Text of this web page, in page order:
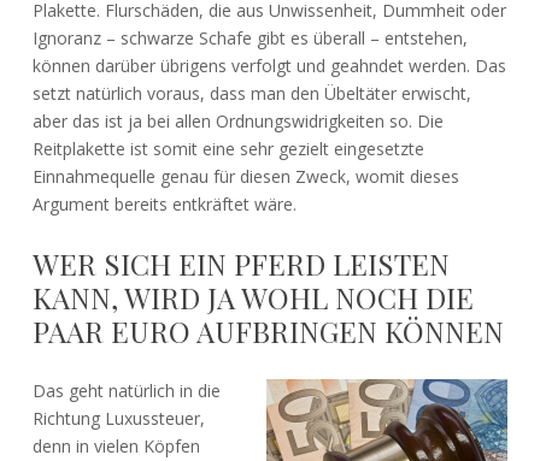
Plakette. Flurschäden, die aus Unwissenheit, Dummheit oder
Ignoranz – schwarze Schafe gibt es überall – entstehen,
können darüber übrigens verfolgt und geahndet werden. Das
setzt natürlich voraus, dass man den Übeltäter erwischt,
aber das ist ja bei allen Ordnungswidrigkeiten so. Die
Reitplakette ist somit eine sehr gezielt eingesetzte
Einnahmequelle genau für diesen Zweck, womit dieses
Argument bereits entkräftet wäre.
WER SICH EIN PFERD LEISTEN
KANN, WIRD JA WOHL NOCH DIE
PAAR EURO AUFBRINGEN KÖNNEN
Das geht natürlich in die
Richtung Luxussteuer,
denn in vielen Köpfen